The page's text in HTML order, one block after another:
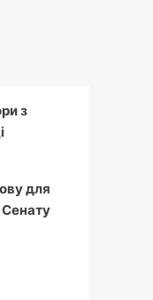
з
для
Сенату